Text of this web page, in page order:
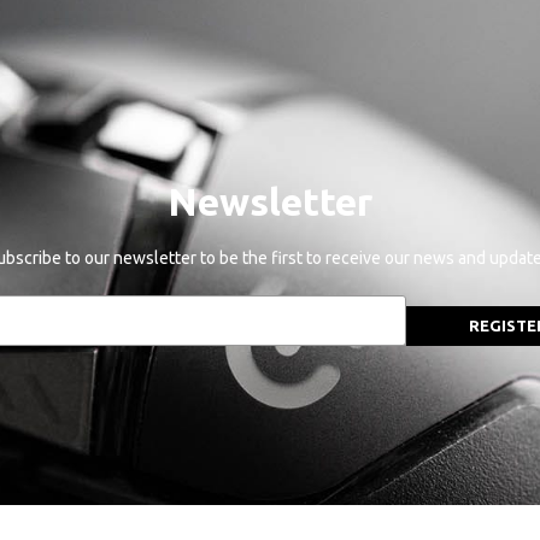
Newsletter
to our newsletter to be the first to receive our news and